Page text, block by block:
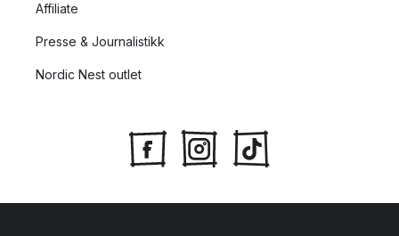
Affiliate
Presse & Journalistikk
Nordic Nest outlet